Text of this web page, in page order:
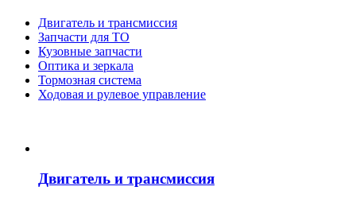
Двигатель и трансмиссия
Запчасти для ТО
Кузовные запчасти
Оптика и зеркала
Тормозная система
Ходовая и рулевое управление
Двигатель и трансмиссия